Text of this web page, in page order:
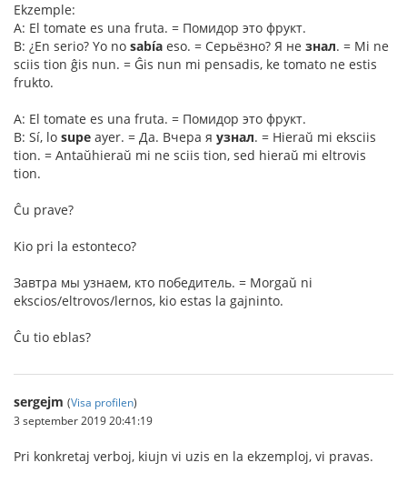
Ekzemple:
A: El tomate es una fruta. = Помидор это фрукт.
B: ¿En serio? Yo no sabía eso. = Серьёзно? Я не знал. = Mi ne
sciis tion ĝis nun. = Ĝis nun mi pensadis, ke tomato ne estis
frukto.
A: El tomate es una fruta. = Помидор это фрукт.
B: Sí, lo supe ayer. = Да. Вчера я узнал. = Hieraŭ mi eksciis
tion. = Antaŭhieraŭ mi ne sciis tion, sed hieraŭ mi eltrovis
tion.
Ĉu prave?
Kio pri la estonteco?
Завтра мы узнаем, кто победитель. = Morgaŭ ni
ekscios/eltrovos/lernos, kio estas la gajninto.
Ĉu tio eblas?
sergejm (Visa profilen)
3 september 2019 20:41:19
Pri konkretaj verboj, kiujn vi uzis en la ekzemploj, vi pravas.